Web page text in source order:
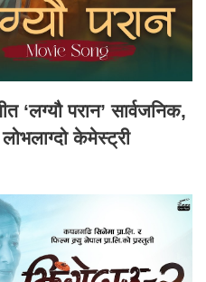
‘लग्यौ परान’ सार्वजनिक,
केमेस्ट्री